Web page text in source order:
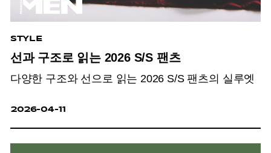
STYLE
선과 구조로 읽는 2026 S/S 팬츠
다양한 구조와 선으로 읽는 2026 S/S 팬츠의 실루엣
2026-04-11